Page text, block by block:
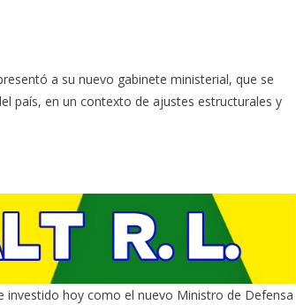
a su nuevo gabinete ministerial, que se
país, en un contexto de ajustes estructurales y
investido hoy como el nuevo Ministro de Defensa